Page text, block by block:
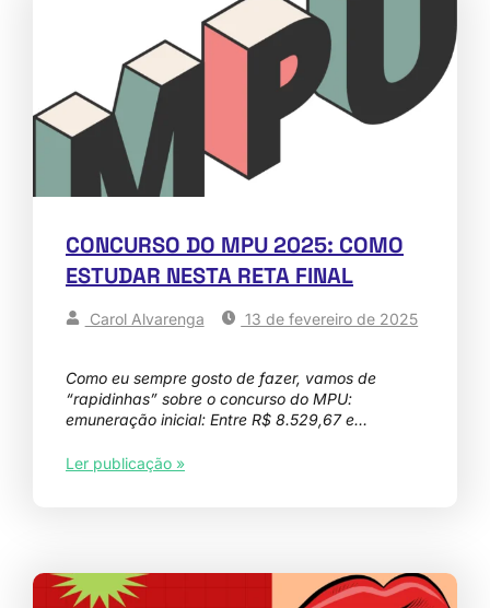
CONCURSO DO MPU 2025: COMO
ESTUDAR NESTA RETA FINAL
Carol Alvarenga 13 de fevereiro de 2025
Como eu sempre gosto de fazer, vamos de
“rapidinhas” sobre o concurso do MPU:
emuneração inicial: Entre R$ 8.529,67 e…
Ler publicação »